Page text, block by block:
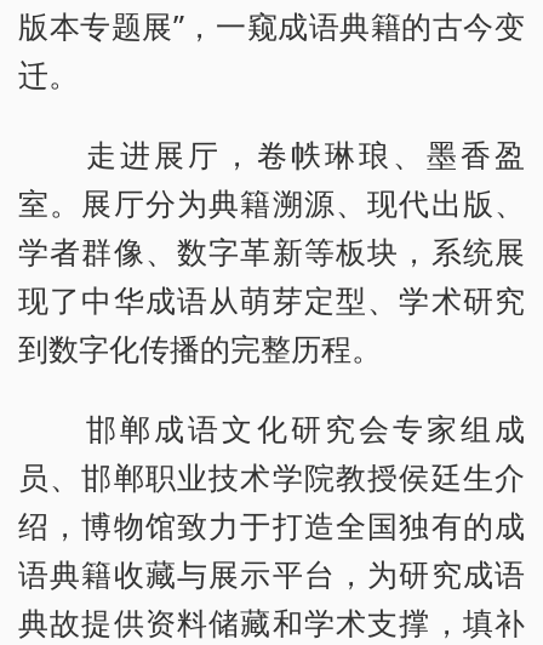
版本专题展”，一窥成语典籍的古今变
迁。
走进展厅，卷帙琳琅、墨香盈
室。展厅分为典籍溯源、现代出版、
学者群像、数字革新等板块，系统展
现了中华成语从萌芽定型、学术研究
到数字化传播的完整历程。
邯郸成语文化研究会专家组成
员、邯郸职业技术学院教授侯廷生介
绍，博物馆致力于打造全国独有的成
语典籍收藏与展示平台，为研究成语
典故提供资料储藏和学术支撑，填补